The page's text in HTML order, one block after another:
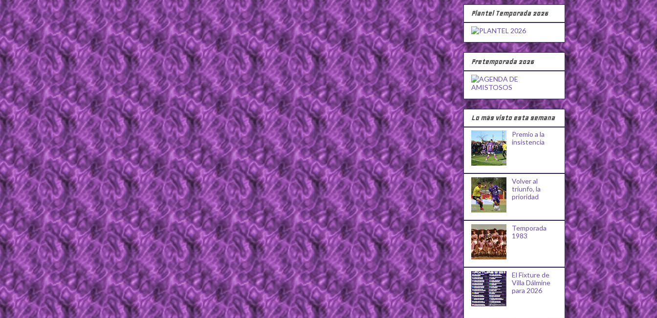
Plantel Temporada 2026
Pretemporada 2026
Lo más visto esta semana
Premio a la
insistencia
Volver al
triunfo, la
prioridad
Temporada
1983
El Fixture de
Villa Dálmine
para 2026